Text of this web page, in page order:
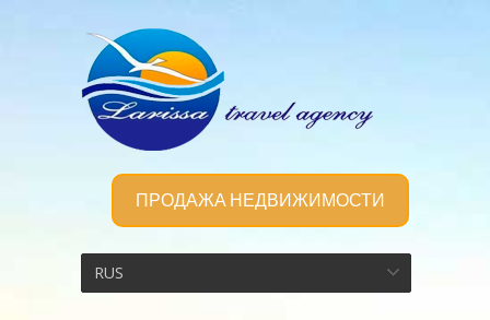
ПРОДАЖА НЕДВИЖИМОСТИ
RUS